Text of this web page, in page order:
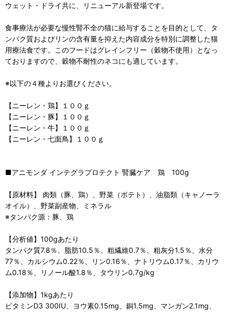
ウェット・ドライ共に、リニューアル新登場です。
食事療法が必要な慢性腎不全の猫に給与することを目的として、タ
ンパク質およびリンの含有量を抑えた内容成分を特別に調整した猫
用療法食です。このフードはグレインフリー（穀物不使用）となっ
ておりますので、穀物不耐性のネコにも適しています。
※以下の４種よりお選びください。
【ニーレン・鶏】１００ｇ
【ニーレン・豚】１００ｇ
【ニーレン・牛】１００ｇ
【ニーレン・七面鳥】１００ｇ
■アニモンダ インテグラプロテクト 腎臓ケア 鶏 100g
【原材料】 肉類（豚、鶏）、野菜（ポテト）、油脂類（キャノーラ
オイル）、野菜副産物、ミネラル
※タンパク源：豚、鶏
【分析値】100gあたり
タンパク質7.8％、脂肪10.5％、粗繊維0.7％、粗灰分1.5％、水分
77％、カルシウム0.22％、リン0.16％、ナトリウム0.17％、カリウ
ム0.18％、リノール酸1.8％、タウリン0.7g/kg
【添加物】1kgあたり
ビタミンD3 300IU、ヨウ素0.15mg、銅1.5mg、マンガン2.1mg、